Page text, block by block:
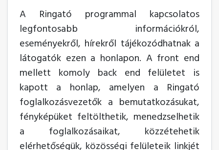
A Ringató programmal kapcsolatos
legfontosabb információkról,
eseményekről, hírekről tájékozódhatnak a
látogatók ezen a honlapon. A front end
mellett komoly back end felületet is
kapott a honlap, amelyen a Ringató
foglalkozásvezetők a bemutatkozásukat,
fényképüket feltölthetik, menedzselhetik
a foglalkozásaikat, közzétehetik
elérhetőségük, közösségi felületeik linkjét